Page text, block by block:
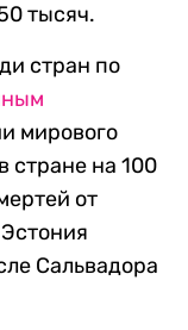
тысяч.
стран по
мирового
стране на 100
от
Сальвадора